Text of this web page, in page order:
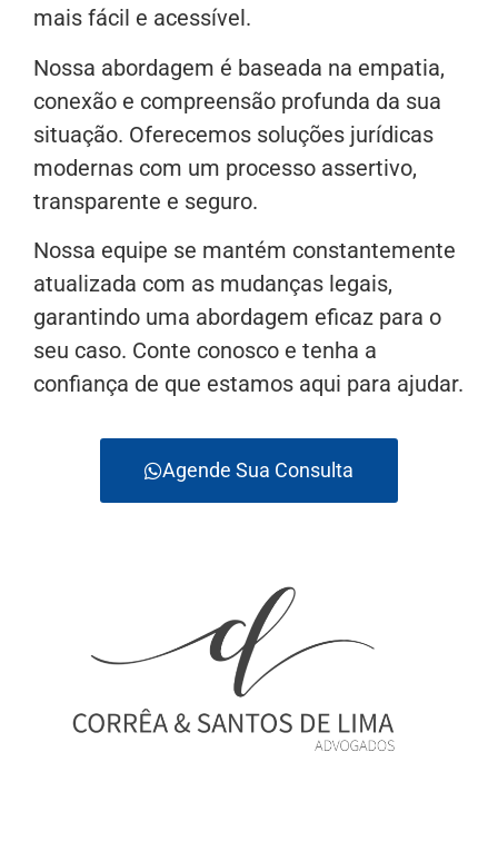
mais fácil e acessível.
Nossa abordagem é baseada na empatia,
conexão e compreensão profunda da sua
situação. Oferecemos soluções jurídicas
modernas com um processo assertivo,
transparente e seguro.
Nossa equipe se mantém constantemente
atualizada com as mudanças legais,
garantindo uma abordagem eficaz para o
seu caso. Conte conosco e tenha a
confiança de que estamos aqui para ajudar.
Agende Sua Consulta